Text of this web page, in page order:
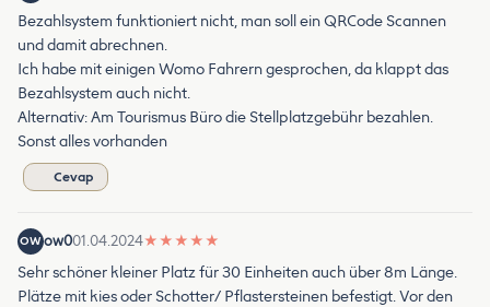
Bezahlsystem funktioniert nicht, man soll ein QRCode Scannen
und damit abrechnen.
Ich habe mit einigen Womo Fahrern gesprochen, da klappt das
Bezahlsystem auch nicht.
Alternativ: Am Tourismus Büro die Stellplatzgebühr bezahlen.
Sonst alles vorhanden
Cevap
OWow001.04.2024★ ★ ★ ★ ★
Sehr schöner kleiner Platz für 30 Einheiten auch über 8m Länge.
Plätze mit kies oder Schotter/ Pflastersteinen befestigt. Vor den